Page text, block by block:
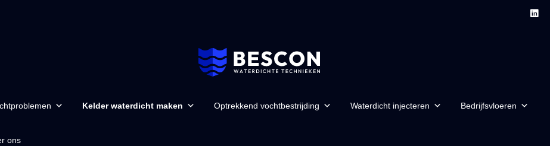
Kelder waterdicht maken Optrekkend vochtbestrijding Waterdicht injecteren Bedrijfsvloeren
ons